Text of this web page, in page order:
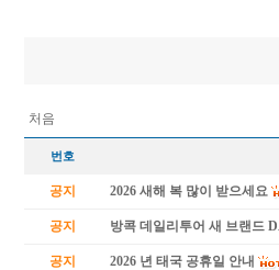
처음
번호
공지 2026 새해 복 많이 받으세요
공지 방콕 데일리투어 새 브랜드
공지 2026 년 태국 공휴일 안내